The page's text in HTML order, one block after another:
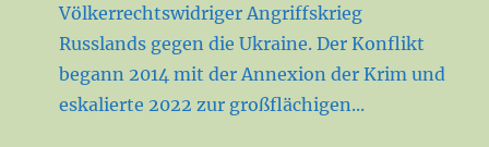
Völkerrechtswidriger Angriffskrieg
Russlands gegen die Ukraine. Der Konflikt
begann 2014 mit der Annexion der Krim und
eskalierte 2022 zur großflächigen...